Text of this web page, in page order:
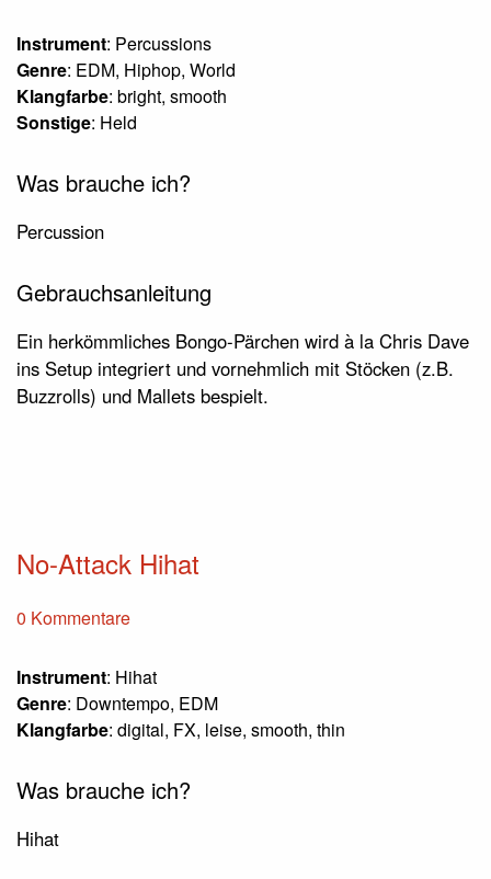
Instrument: Percussions
Genre: EDM, Hiphop, World
Klangfarbe: bright, smooth
Sonstige: Held
Was brauche ich?
Percussion
Gebrauchsanleitung
Ein herkömmliches Bongo-Pärchen wird à la Chris Dave
ins Setup integriert und vornehmlich mit Stöcken (z.B.
Buzzrolls) und Mallets bespielt.
No-Attack Hihat
0 Kommentare
Instrument: Hihat
Genre: Downtempo, EDM
Klangfarbe: digital, FX, leise, smooth, thin
Was brauche ich?
Hihat